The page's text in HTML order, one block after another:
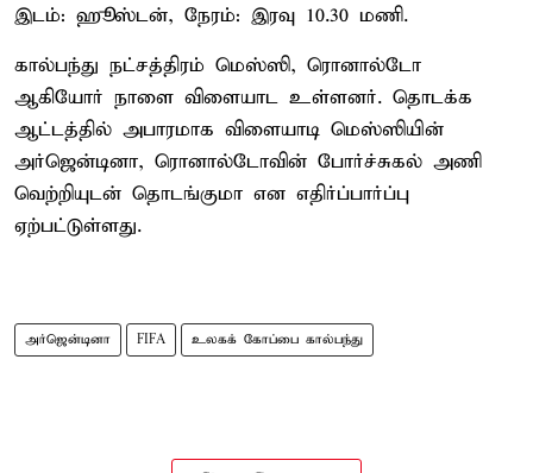
இடம்: ஹூஸ்டன், நேரம்: இரவு 10.30 மணி.
கால்பந்து நட்சத்திரம் மெஸ்ஸி, ரொனால்டோ
ஆகியோர் நாளை விளையாட உள்ளனர். தொடக்க
ஆட்டத்தில் அபாரமாக விளையாடி மெஸ்ஸியின்
அர்ஜென்டினா, ரொனால்டோவின் போர்ச்சுகல் அணி
வெற்றியுடன் தொடங்குமா என எதிர்ப்பார்ப்பு
ஏற்பட்டுள்ளது.
அர்ஜென்டினா FIFA உலகக் கோப்பை கால்பந்து